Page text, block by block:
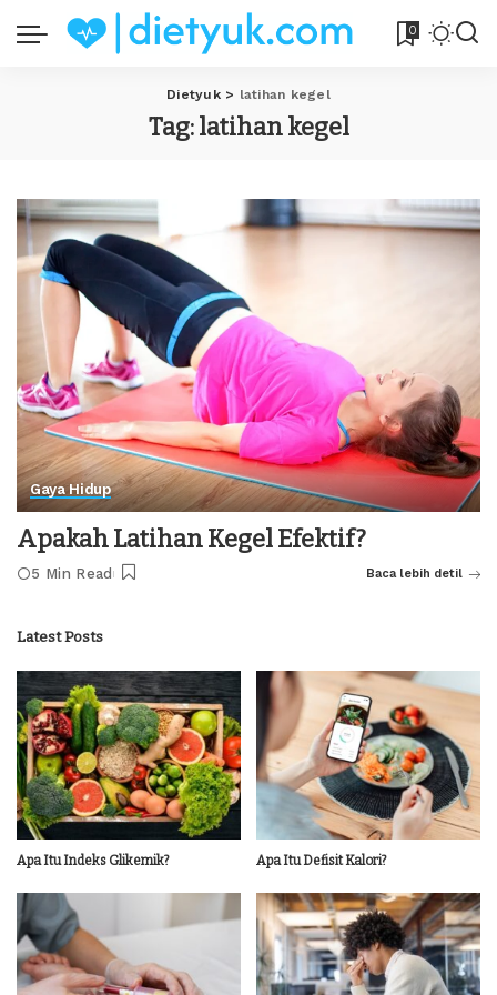
0
Dietyuk> latihan kegel
Tag:latihan kegel
Gaya Hidup
Apakah Latihan Kegel Efektif?
5 Min Read Baca lebih detil
Latest Posts
Apa Itu Indeks Glikemik? Apa Itu Defisit Kalori?